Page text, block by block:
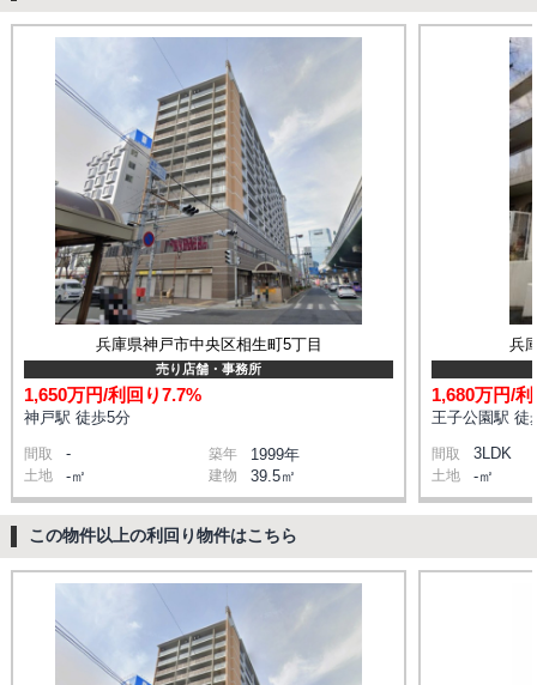
兵庫県神戸市中央区相生町5丁目
売り店舗・事務所
1,650万円/利回り7.7%
神戸駅 徒歩5分
間取 - 築年 1999年
土地 -㎡ 建物 39.5㎡
兵
1,680万円/
王子公園駅 徒
間取 3LDK
土地 -㎡
この物件以上の利回り物件はこちら